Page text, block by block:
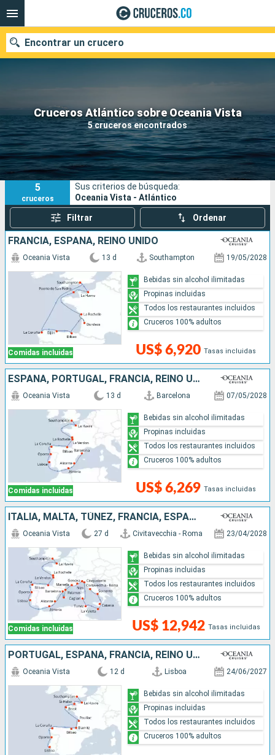
Cruceros Atlántico sobre Oceania Vista
5 cruceros encontrados
Encontrar un crucero
Fecha de salida
Buscar
5
cruceros
Sus criterios de búsqueda:
Oceania Vista - Atlántico
Filtrar Ordenar
FRANCIA, ESPAÑA, REINO UNIDO
Comidas incluidas
Oceania Vista 13 d Southampton 19/05/2028
US$ 6,920 Tasas incluidas
Bebidas sin alcohol ilimitadas
Propinas incluidas
Todos los restaurantes incluidos
Cruceros 100% adultos
ESPAÑA, PORTUGAL, FRANCIA, REINO UNIDO
Comidas incluidas
Oceania Vista 13 d Barcelona 07/05/2028
US$ 6,269 Tasas incluidas
Bebidas sin alcohol ilimitadas
Propinas incluidas
Todos los restaurantes incluidos
Cruceros 100% adultos
ITALIA, MALTA, TÚNEZ, FRANCIA, ESPAÑA, PORTUGAL, REINO UNIDO
Comidas incluidas
Oceania Vista 27 d Civitavecchia - Roma 23/04/2028
US$ 12,942 Tasas incluidas
Bebidas sin alcohol ilimitadas
Propinas incluidas
Todos los restaurantes incluidos
Cruceros 100% adultos
PORTUGAL, ESPAÑA, FRANCIA, REINO UNIDO
Oceania Vista 12 d Lisboa 24/06/2027
Bebidas sin alcohol ilimitadas
Propinas incluidas
Todos los restaurantes incluidos
Cruceros 100% adultos